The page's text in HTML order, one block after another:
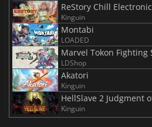
ReStory Chill
Kinguin
Montabi
LOADED
Marvel Tokon Fighting
LDShop
Akatori
Kinguin
HellSlave 2 Judgment
Kinguin